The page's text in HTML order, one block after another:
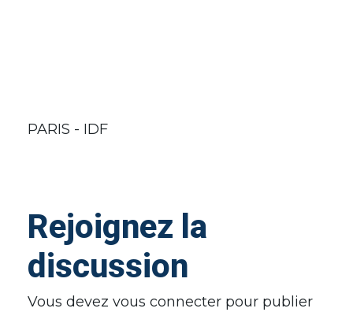
PARIS - IDF
Rejoignez la
discussion
Vous devez vous connecter pour publier